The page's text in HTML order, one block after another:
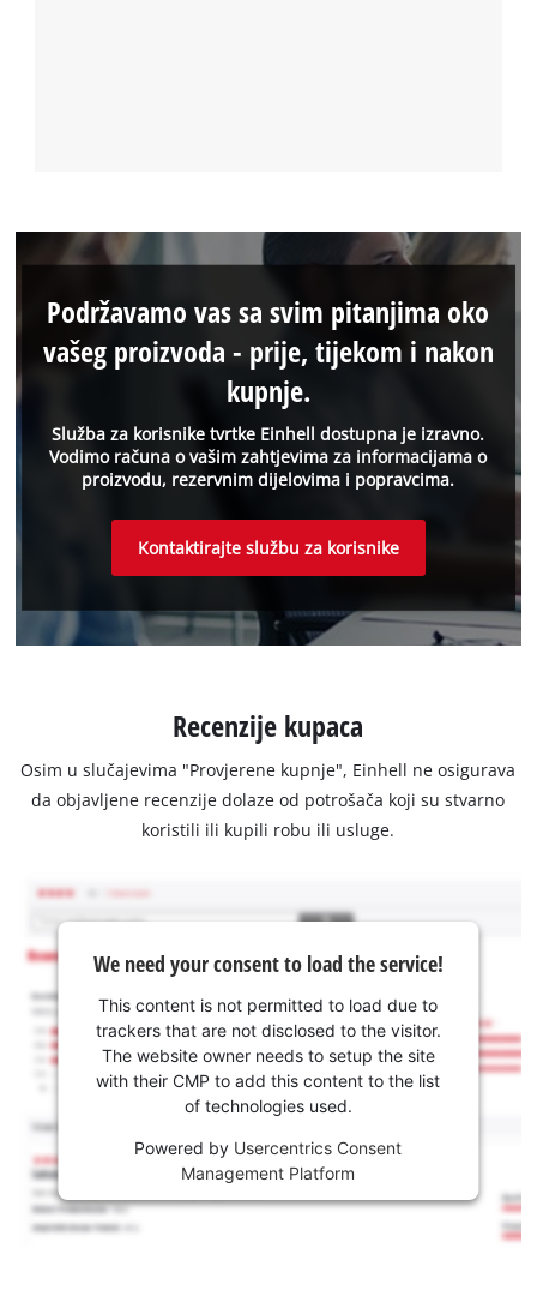
Služba za korisnike tvrtke Einhell dostupna je izravno.
Vodimo računa o vašim zahtjevima za informacijama o
proizvodu, rezervnim dijelovima i popravcima.
Podržavamo vas sa svim pitanjima oko
vašeg proizvoda - prije, tijekom i nakon
kupnje.
Kontaktirajte službu za korisnike
Recenzije kupaca
Osim u slučajevima "Provjerene kupnje", Einhell ne osigurava
da objavljene recenzije dolaze od potrošača koji su stvarno
koristili ili kupili robu ili usluge.
We need your consent to load the service!
This content is not permitted to load due to
trackers that are not disclosed to the visitor.
The website owner needs to setup the site
with their CMP to add this content to the list
of technologies used.
Powered by Usercentrics Consent
Management Platform